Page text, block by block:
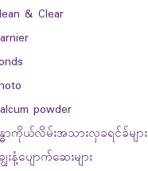
& Clear
powder
ဓာကိုယ်လိမ်းအသားလှခရင်ခ်များ
ေးနံ့ပျောက်ဆေးများ